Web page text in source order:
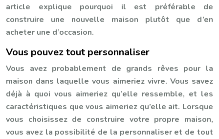
article explique pourquoi il est préférable de
construire une nouvelle maison plutôt que d’en
acheter une d’occasion.
Vous pouvez tout personnaliser
Vous avez probablement de grands rêves pour la
maison dans laquelle vous aimeriez vivre. Vous savez
déjà à quoi vous aimeriez qu’elle ressemble, et les
caractéristiques que vous aimeriez qu’elle ait. Lorsque
vous choisissez de construire votre propre maison,
vous avez la possibilité de la personnaliser et de tout